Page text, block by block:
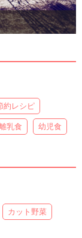
約レシピ
乳食 幼児食
カット野菜